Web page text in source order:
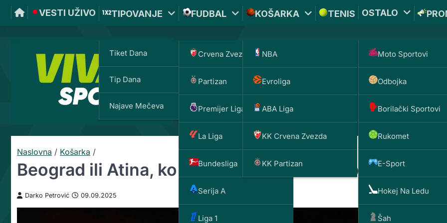
VESTI UŽIVO TIPOVANJE
Tiket Dana
Tip Dana
Najave Mečeva
FUDBAL
Crvena Zvezda
Partizan
Premijer Liga
La Liga
Bundesliga
Serija A
Liga 1
KOŠARKA
NBA
Evroliga
ABA Liga
KK Crvena Zvezda
KK Partizan
TENIS OSTALO
Moto Sportovi
Odbojka
Borilački Sportovi
Rukomet
E-Sport
Hokej Na Ledu
Šah
VIVATBET UPLATI DEPOZIT
200 RSD DOBIJAŠ
1000
*PROMOKOD:
Naslovna / Košarka /
Beograd ili Atina, ko će biti domaćin f4? Poznato
Darko Petrović 09.09.2025